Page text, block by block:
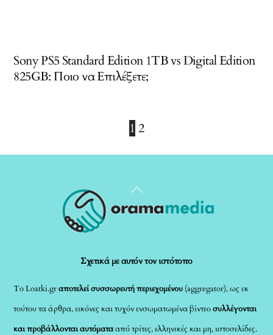
Sony PS5 Standard Edition 1TB vs Digital Edition
825GB: Ποιο να Επιλέξετε;
1 2
Back
To
Σχετικά με αυτόν τον ιστότοπο
Το Loatki.grαποτελεί συσσωρευτή περιεχομένου (aggregator), ως εκ
τούτου τα άρθρα, εικόνες και τυχόν ενσωματωμένα βίντεοσυλλέγονται
και προβάλλονται αυτόματααπό τρίτες, ελληνικές και μη, ιστοσελίδες.